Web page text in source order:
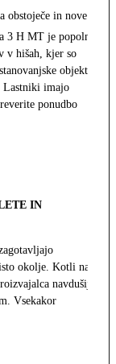
obstoječe in nove
3 H MT je popolna
v hišah, kjer so
objekte.
Lastniki imajo
ponudbo
IN
okolje. Kotli na
navdušijo
Vsekakor